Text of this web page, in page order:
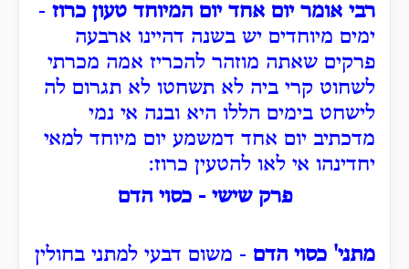
רבי אומר יום אחד יום המיוחד טעון כרוז -
ימים מיוחדים יש בשנה דהיינו ארבעה
פרקים שאתה מוזהר להכריז אמה מכרתי
לשחוט קרי ביה לא תשחטו לא תגרום לה
לישחט בימים הללו היא ובנה אי נמי
מדכתיב יום אחד דמשמע יום מיוחד למאי
יחדינהו אי לאו להטעין כרוז:
פרק שישי - כסוי הדם
מתני' כסוי הדם - משום דבעי למתני בחולין